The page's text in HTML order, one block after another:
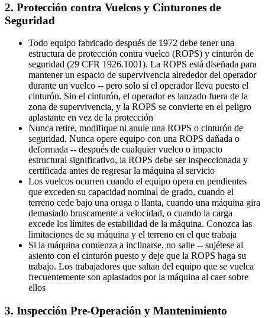
2. Protección contra Vuelcos y Cinturones de
Seguridad
Todo equipo fabricado después de 1972 debe tener una
estructura de protección contra vuelco (ROPS) y cinturón de
seguridad (29 CFR 1926.1001). La ROPS está diseñada para
mantener un espacio de supervivencia alrededor del operador
durante un vuelco -- pero solo si el operador lleva puesto el
cinturón. Sin el cinturón, el operador es lanzado fuera de la
zona de supervivencia, y la ROPS se convierte en el peligro
aplastante en vez de la protección
Nunca retire, modifique ni anule una ROPS o cinturón de
seguridad. Nunca opere equipo con una ROPS dañada o
deformada -- después de cualquier vuelco o impacto
estructural significativo, la ROPS debe ser inspeccionada y
certificada antes de regresar la máquina al servicio
Los vuelcos ocurren cuando el equipo opera en pendientes
que exceden su capacidad nominal de grado, cuando el
terreno cede bajo una oruga o llanta, cuando una máquina gira
demasiado bruscamente a velocidad, o cuando la carga
excede los límites de estabilidad de la máquina. Conozca las
limitaciones de su máquina y el terreno en el que trabaja
Si la máquina comienza a inclinarse, no salte -- sujétese al
asiento con el cinturón puesto y deje que la ROPS haga su
trabajo. Los trabajadores que saltan del equipo que se vuelca
frecuentemente son aplastados por la máquina al caer sobre
ellos
3. Inspección Pre-Operación y Mantenimiento